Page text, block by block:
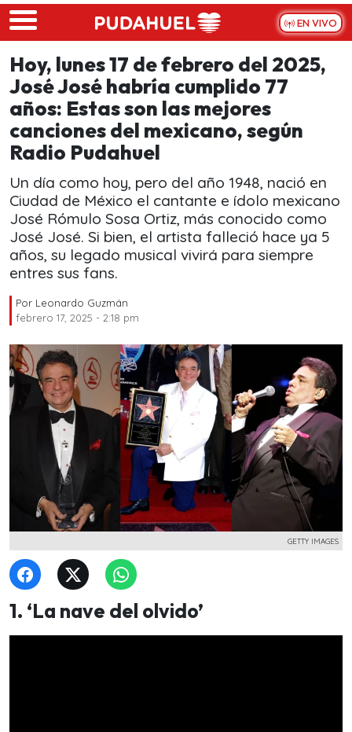
Skip to main content
EN VIVO
Hoy, lunes 17 de febrero del 2025,
José José habría cumplido 77
años: Estas son las mejores
canciones del mexicano, según
Radio Pudahuel
Un día como hoy, pero del año 1948, nació en
Ciudad de México el cantante e ídolo mexicano
José Rómulo Sosa Ortiz, más conocido como
José José. Si bien, el artista falleció hace ya 5
años, su legado musical vivirá para siempre
entres sus fans.
Por Leonardo Guzmán
febrero 17, 2025 - 2:18 pm
GETTY IMAGES
1. ‘La nave del olvido’